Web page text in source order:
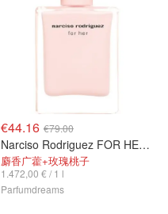
€44.16 €79.00
Narciso Rodriguez FOR HER 30ml
麝香广藿+玫瑰桃子
1.472,00 € / 1 l
Parfumdreams